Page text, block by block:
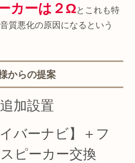
カーは２Ωとこれも特
質悪化の原因になるという
からの提案
加設置
バーナビ】＋フ
ピーカー交換